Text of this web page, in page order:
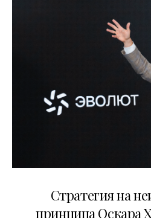
Стратегия на
принципа Оскара